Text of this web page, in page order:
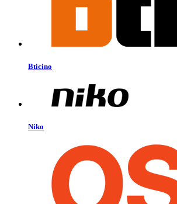
Bticino
Niko